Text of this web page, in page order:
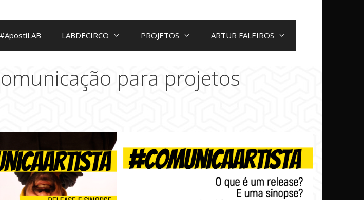
#ApostiLAB LABDECIRCO PROJETOS ARTUR FALEIROS
para projetos